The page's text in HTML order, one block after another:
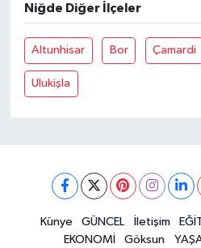
Niğde Diğer İlçeler
Altunhisar Bor Çamardi
Ulukişla
Künye GÜNCEL İletişim
EKONOMİ
Göksun
ÇEVRE
BİLİM VE TEKNOLOJİ
YARIŞMALAR
HABERDE İNSAN